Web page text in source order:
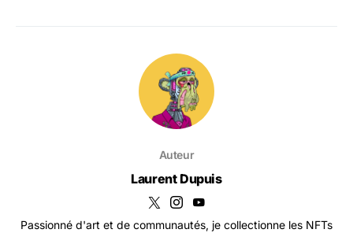
Auteur
Laurent Dupuis
Passionné d'art et de communautés, je collectionne les NFTs